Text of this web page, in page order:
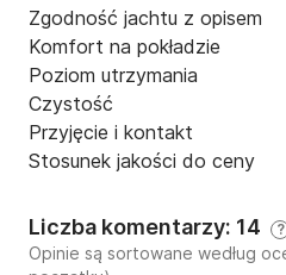
Zgodność jachtu z opisem
Komfort na pokładzie
Poziom utrzymania
Czystość
Przyjęcie i kontakt
Stosunek jakości do ceny
Liczba komentarzy: 14 ?
Opinie są sortowane według